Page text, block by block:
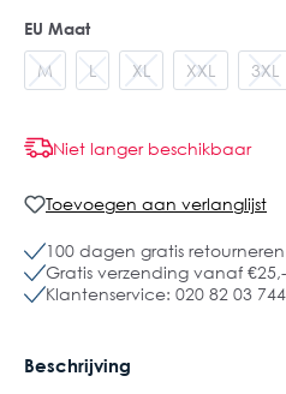
EU Maat
M L XL XXL 3XL
Niet langer beschikbaar
Toevoegen aan verlanglijst
100 dagen gratis
Gratis verzending vanaf €25,-
Klantenservice: 020 82 03 744
Beschrijving